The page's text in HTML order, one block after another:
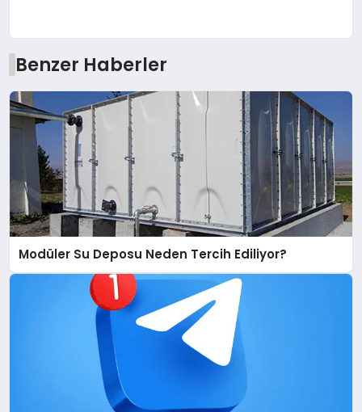
Benzer Haberler
Modüler Su Deposu Neden Tercih Ediliyor?